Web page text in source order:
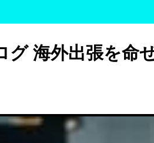
グ 海外出張を命